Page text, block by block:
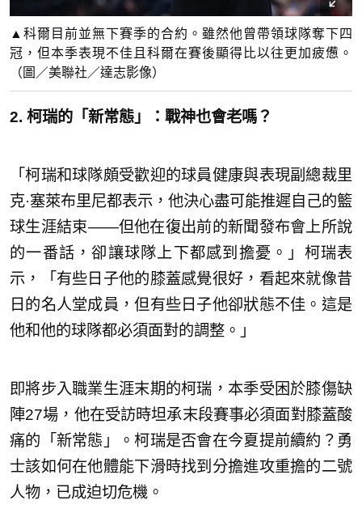
▲科爾目前並無下賽季的合約。雖然他曾帶領球隊奪下四
冠，但本季表現不佳且科爾在賽後顯得比以往更加疲憊。
（圖／美聯社／達志影像）
2. 柯瑞的「新常態」：戰神也會老嗎？
「柯瑞和球隊頗受歡迎的球員健康與表現副總裁里
克·塞萊布里尼都表示，他決心盡可能推遲自己的籃
球生涯結束——但他在復出前的新聞發布會上所說
的一番話，卻讓球隊上下都感到擔憂。」柯瑞表
示，「有些日子他的膝蓋感覺很好，看起來就像昔
日的名人堂成員，但有些日子他卻狀態不佳。這是
他和他的球隊都必須面對的調整。」
即將步入職業生涯末期的柯瑞，本季受困於膝傷缺
陣27場，他在受訪時坦承末段賽事必須面對膝蓋酸
痛的「新常態」。柯瑞是否會在今夏提前續約？勇
士該如何在他體能下滑時找到分擔進攻重擔的二號
人物，已成迫切危機。